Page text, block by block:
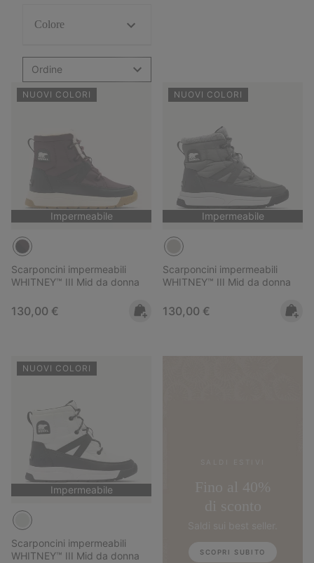
Colore
Ordine
NUOVI COLORI
Impermeabile
Scarponcini impermeabili
WHITNEY™ III Mid da donna
Regular price:
130,00 €
NUOVI COLORI
Impermeabile
Scarponcini impermeabili
WHITNEY™ III Mid da donna
Regular price:
130,00 €
NUOVI COLORI
Impermeabile
Scarponcini impermeabili
WHITNEY™ III Mid da donna
SCOPRI SUBITO